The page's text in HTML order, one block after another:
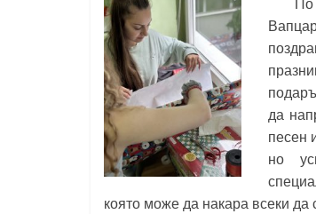
Константин
Преславски"
Бургас
По
да
песен
но
която може да накара всеки